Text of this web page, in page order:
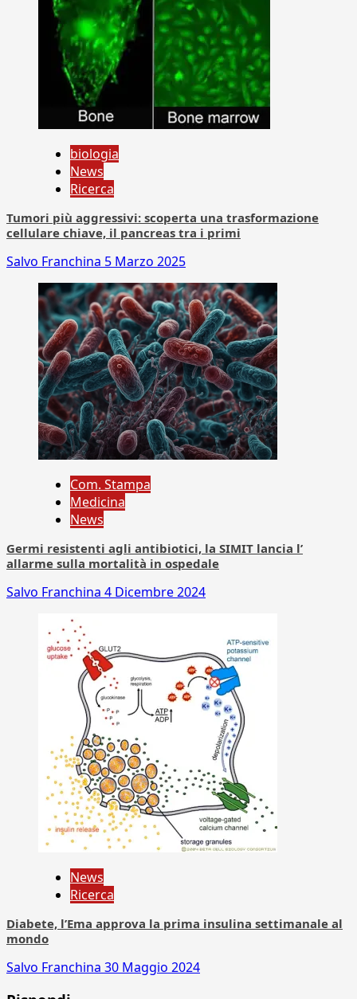
biologia
News
Ricerca
Tumori più aggressivi: scoperta una trasformazione
cellulare chiave, il pancreas tra i primi
Salvo Franchina 5 Marzo 2025
Com. Stampa
Medicina
News
Germi resistenti agli antibiotici, la SIMIT lancia l’
allarme sulla mortalità in ospedale
Salvo Franchina 4 Dicembre 2024
News
Ricerca
Diabete, l’Ema approva la prima insulina settimanale al
mondo
Salvo Franchina 30 Maggio 2024